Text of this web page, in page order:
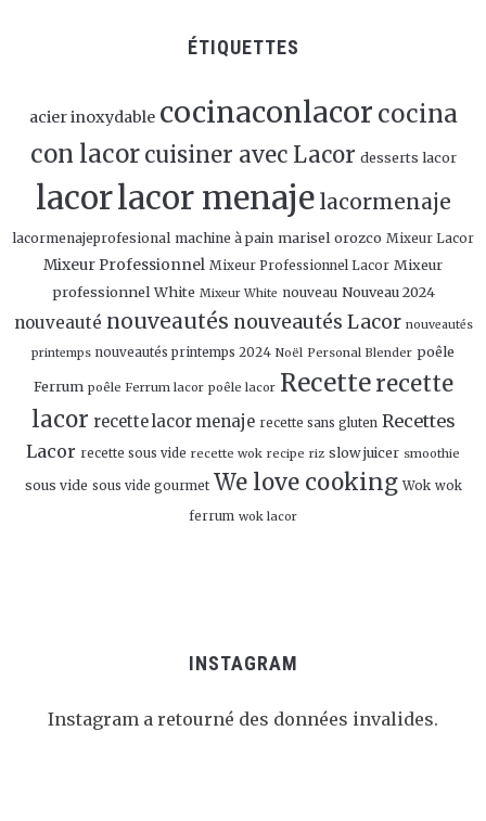
ÉTIQUETTES
acier inoxydable cocinaconlacor cocina
con lacor cuisiner avec Lacor desserts lacor
lacorlacor menaje lacormenaje
lacormenajeprofesional machine à pain marisel orozco Mixeur Lacor
Mixeur Professionnel Mixeur Professionnel Lacor Mixeur
professionnel White Mixeur White nouveau Nouveau 2024
nouveauté nouveautés nouveautés Lacor nouveautés
printemps nouveautés printemps 2024 Noël Personal Blender poêle
Ferrum poêle Ferrum lacor poêle lacor Recette recette
lacor recette lacor menaje recette sans gluten Recettes
Lacor recette sous vide recette wok recipe riz slow juicer smoothie
sous vide sous vide gourmet We love cooking Wok wok
ferrum wok lacor
INSTAGRAM
Instagram a retourné des données invalides.